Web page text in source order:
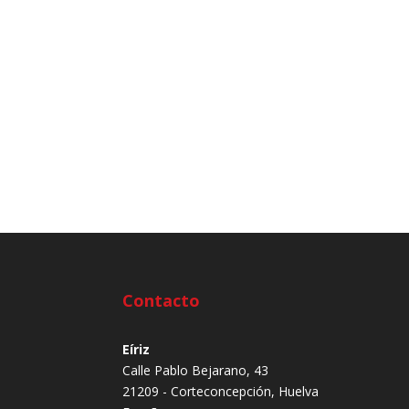
Contacto
Eíriz
Calle Pablo Bejarano, 43
21209 - Corteconcepción, Huelva